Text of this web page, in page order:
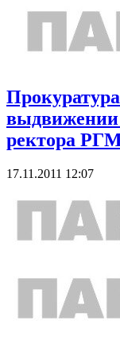
выдвижении
ректора
17.11.2011 12:07